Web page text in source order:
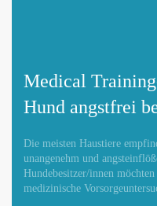
Medical
Hund angstfrei
Die meisten Haustiere
unangenehm und
Hundebesitzer/innen
medizinische